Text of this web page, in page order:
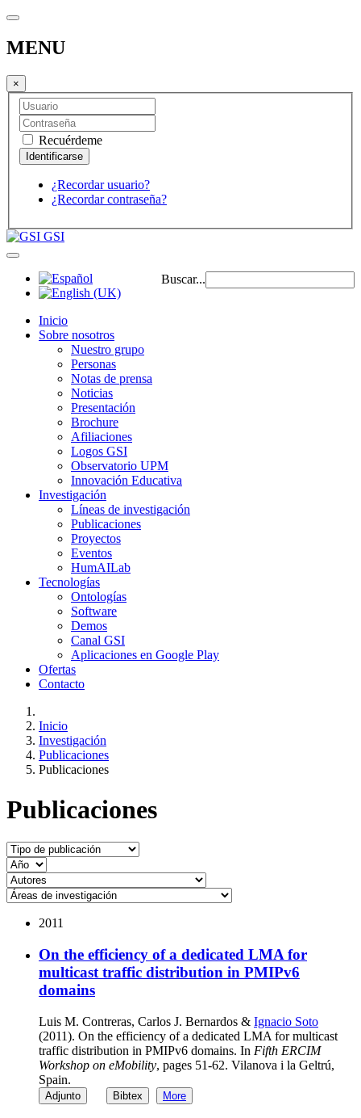
MENU
×
Recuérdeme
¿Recordar usuario?
¿Recordar contraseña?
GSI
Buscar...
Inicio
Sobre nosotros
Nuestro grupo
Personas
Notas de prensa
Noticias
Presentación
Brochure
Afiliaciones
Logos GSI
Observatorio UPM
Innovación Educativa
Investigación
Líneas de investigación
Publicaciones
Proyectos
Eventos
HumAILab
Tecnologías
Ontologías
Software
Demos
Canal GSI
Aplicaciones en Google Play
Ofertas
Contacto
Inicio
Investigación
Publicaciones
Publicaciones
Publicaciones
2011
On the efficiency of a dedicated LMA for
multicast traffic distribution in PMIPv6
domains
Luis M. Contreras, Carlos J. Bernardos & Ignacio Soto
(2011). On the efficiency of a dedicated LMA for multicast
traffic distribution in PMIPv6 domains. In Fifth ERCIM
Workshop on eMobility, pages 51-62. Vilanova i la Geltrú,
Spain.
Adjunto Bibtex More